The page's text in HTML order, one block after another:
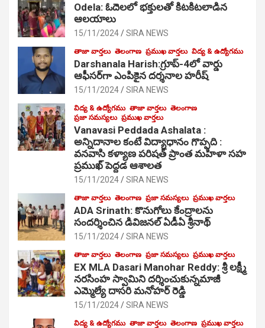
Odela: ఓదెల‌లో భక్తులతో కిటకిటలాడిన
ఆల‌యాలు
15/11/2024 SIRA NEWS
తాజా వార్తలు తెలంగాణ ప్రముఖ వార్తలు విద్య & ఉద్యోగము
Darshanala Harish:గ్రూప్-4లో వార్డు
ఆఫీసర్‌గా ఎంపికైన దర్శనాల హరీష్
15/11/2024 SIRA NEWS
విద్య & ఉద్యోగము తాజా వార్తలు తెలంగాణ
ప్రజా సమస్యలు ప్రముఖ వార్తలు
Vanavasi Peddada Ashalata :
అన్నిదానాల కంటే విద్యాధానం గొప్పది :
వనవాసి కళ్యాణ పరిషత్ ప్రాంత మహిళా సహ
ప్రముఖ్ పెద్దడ ఆశాలత
15/11/2024 SIRA NEWS
తాజా వార్తలు తెలంగాణ ప్రజా సమస్యలు ప్రముఖ వార్తలు
ADA Srinath: కొనుగోలు కేంద్రాల‌ను
సంద‌ర్శించిన డివిజనల్ ఏడీఏ శ్రీనాథ్
15/11/2024 SIRA NEWS
తాజా వార్తలు తెలంగాణ ప్రజా సమస్యలు ప్రముఖ వార్తలు
EX MLA Dasari Manohar Reddy: శ్రీ లక్ష్మీ
నరసింహ స్వామిని దర్శించుకున్నమాజీ
ఎమ్మెల్యే దాసరి మనోహర్ రెడ్డి
15/11/2024 SIRA NEWS
విద్య & ఉద్యోగము తాజా వార్తలు తెలంగాణ ప్రముఖ వార్తలు